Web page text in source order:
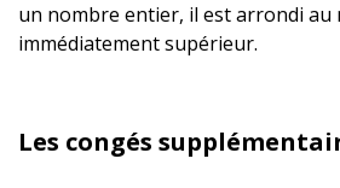
un nombre entier, il est arrondi
immédiatement supérieur.
Les congés